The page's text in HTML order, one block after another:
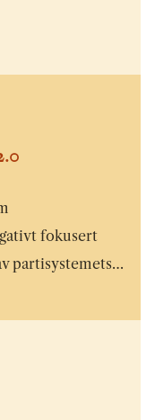
fokusert
partisystemets…